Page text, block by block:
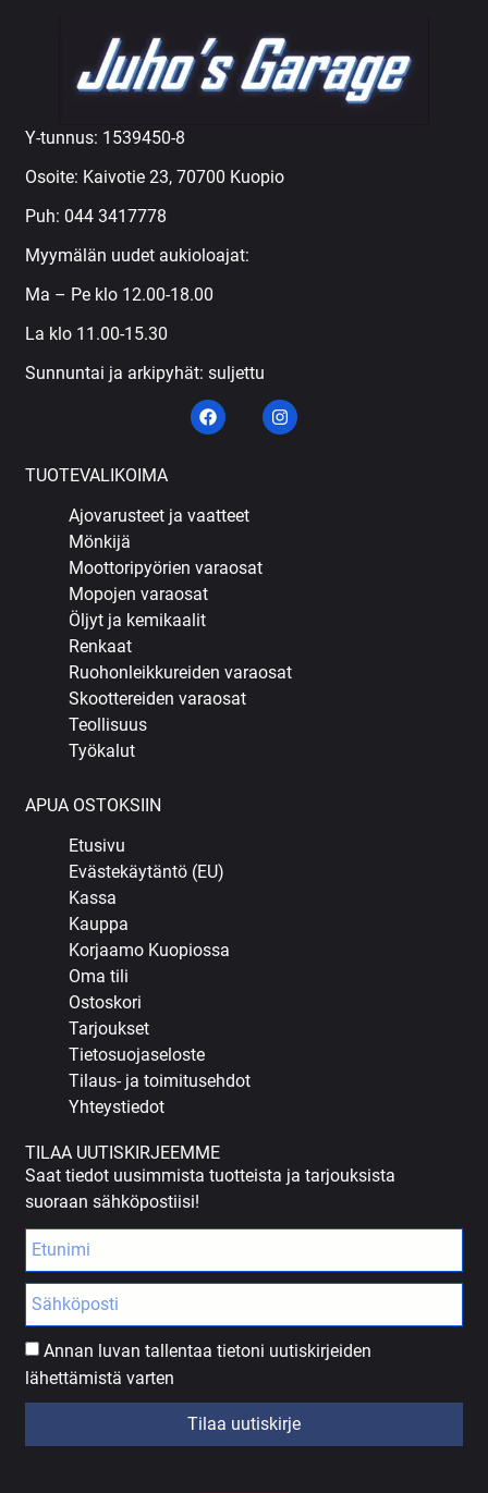
Y-tunnus: 1539450-8
Osoite: Kaivotie 23, 70700 Kuopio
Puh: 044 3417778
Myymälän uudet aukioloajat:
Ma – Pe klo 12.00-18.00
La klo 11.00-15.30
Sunnuntai ja arkipyhät: suljettu
TUOTEVALIKOIMA
Ajovarusteet ja vaatteet
Mönkijä
Moottoripyörien varaosat
Mopojen varaosat
Öljyt ja kemikaalit
Renkaat
Ruohonleikkureiden varaosat
Skoottereiden varaosat
Teollisuus
Työkalut
APUA OSTOKSIIN
Etusivu
Evästekäytäntö (EU)
Kassa
Kauppa
Korjaamo Kuopiossa
Oma tili
Ostoskori
Tarjoukset
Tietosuojaseloste
Tilaus- ja toimitusehdot
Yhteystiedot
TILAA UUTISKIRJEEMME
Saat tiedot uusimmista tuotteista ja tarjouksista
suoraan sähköpostiisi!
Annan luvan tallentaa tietoni uutiskirjeiden
lähettämistä varten
Tilaa uutiskirje